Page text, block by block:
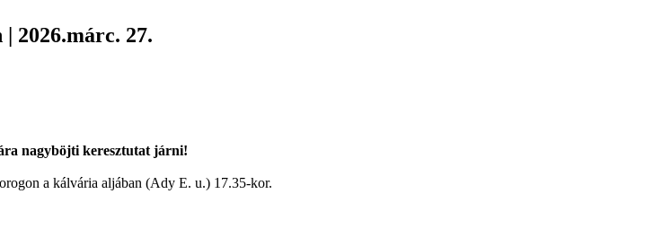
2026.márc. 27.
nagyböjti keresztutat járni!
a kálvária aljában (Ady E. u.) 17.35-kor.